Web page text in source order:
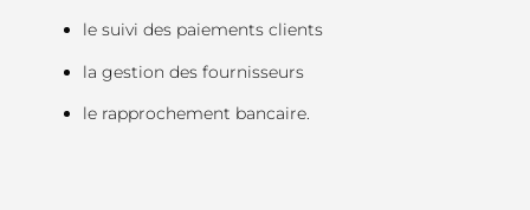
le suivi des paiements clients
la gestion des fournisseurs
le rapprochement bancaire.